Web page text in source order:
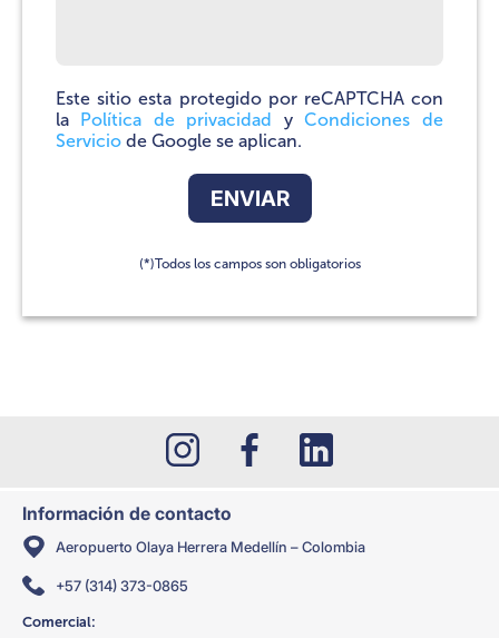
Este sitio esta protegido por reCAPTCHA con
la
Política de privacidad y Condiciones de
Servicio de Google se aplican.
(*)Todos los campos son obligatorios
Información de contacto
Aeropuerto Olaya Herrera Medellín – Colombia
+57 (314) 373-0865
Comercial: